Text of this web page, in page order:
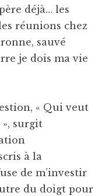
déjà… les
réunions chez
sauvé
je dois ma vie
« Qui veut
surgit
à la
de m’investir
du doigt pour